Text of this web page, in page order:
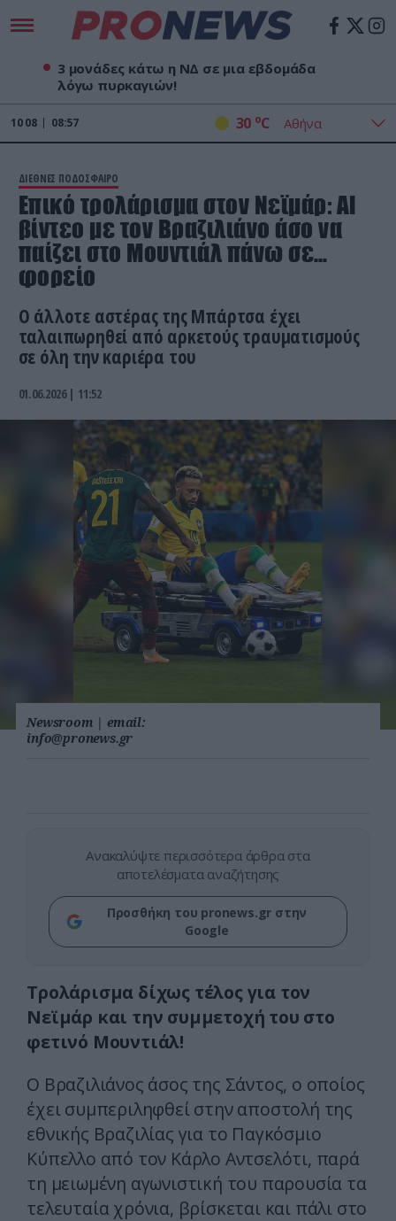
3 μονάδες κάτω η ΝΔ σε μια εβδομάδα
λόγω πυρκαγιών!
10 08 08:57 30 oC
ΔΙΕΘΝΕΣ ΠΟΔΟΣΦΑΙΡΟ
Επικό τρολάρισμα στον Νεϊμάρ: Αl
βίντεο με τον Βραζιλιάνο άσο να
παίζει στο Μουντιάλ πάνω σε…
φορείο
Ο άλλοτε αστέρας της Μπάρτσα έχει
ταλαιπωρηθεί από αρκετούς τραυματισμούς
σε όλη την καριέρα του
01.06.2026 | 11:52
Newsroom | email:
info@pronews.gr
Ανακαλύψτε περισσότερα άρθρα στα
αποτελέσματα αναζήτησης
Προσθήκη του pronews.gr στην
Google
Τρολάρισμα δίχως τέλος για τον
Νεϊμάρ και την συμμετοχή του στο
φετινό Μουντιάλ!
Ο Βραζιλιάνος άσος της Σάντος, ο οποίος
έχει συμπεριληφθεί στην αποστολή της
εθνικής Βραζιλίας για το Παγκόσμιο
Κύπελλο από τον Κάρλο Αντσελότι, παρά
τη μειωμένη αγωνιστική του παρουσία τα
τελευταία χρόνια, βρίσκεται και πάλι στο